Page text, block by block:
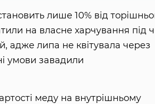
лише 10% від
на власне харчування під
адже липа не квітувала через
умови завадили
меду на внутрішньому